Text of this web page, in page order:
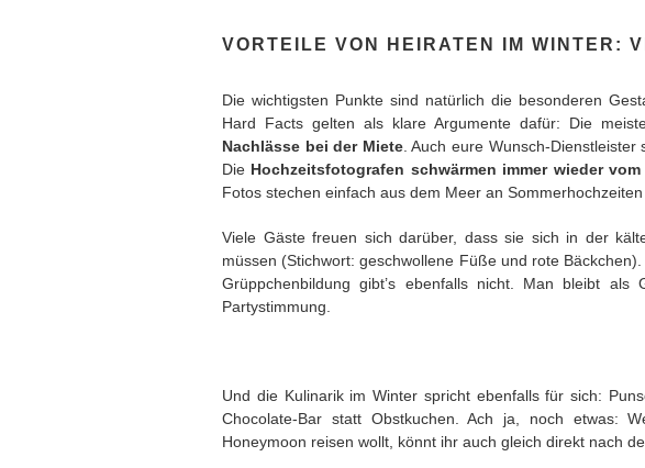
VORTEILE VON HEIRATEN IM WINTER:
Die wichtigsten Punkte sind natürlich die besonderen
Hard Facts gelten als klare Argumente dafür: Die
Nachlässe bei der Miete. Auch eure Wunsch-Dienstleister
Die Hochzeitsfotografen schwärmen immer wieder
Fotos stechen einfach aus dem Meer an Sommerhochzeiten
Viele Gäste freuen sich darüber, dass sie sich in der
müssen (Stichwort: geschwollene Füße und rote Bäckchen).
Grüppchenbildung gibt’s ebenfalls nicht. Man bleibt
Partystimmung.
Und die Kulinarik im Winter spricht ebenfalls für sich:
Chocolate-Bar statt Obstkuchen. Ach ja, noch etwas:
Honeymoon reisen wollt, könnt ihr auch gleich direkt nach